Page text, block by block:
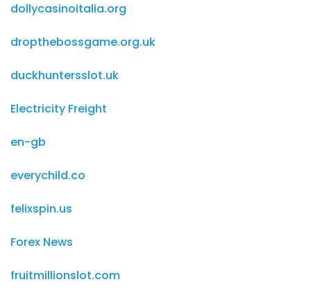
dollycasinoitalia.org
dropthebossgame.org.uk
duckhuntersslot.uk
Electricity Freight
en-gb
everychild.co
felixspin.us
Forex News
fruitmillionslot.com